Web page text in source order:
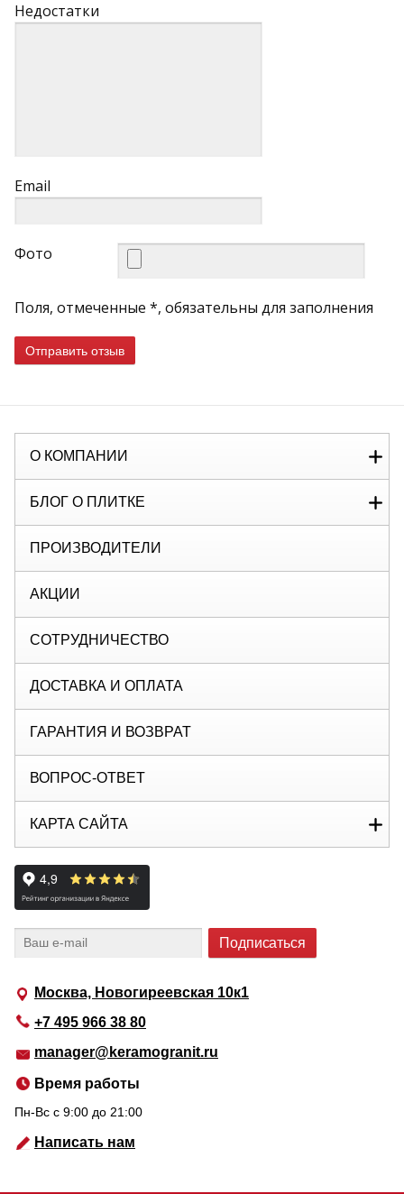
Недостатки
Email
Фото
Поля, отмеченные *, обязательны для заполнения
Отправить отзыв
Москва, Новогиреевская 10к1
+7 495 966 38 80
manager@keramogranit.ru
Время работы
Пн-Вс c 9:00 до 21:00
Написать нам
О КОМПАНИИ
БЛОГ О ПЛИТКЕ
ПРОИЗВОДИТЕЛИ
АКЦИИ
СОТРУДНИЧЕСТВО
ДОСТАВКА И ОПЛАТА
ГАРАНТИЯ И ВОЗВРАТ
ВОПРОС-ОТВЕТ
КАРТА САЙТА